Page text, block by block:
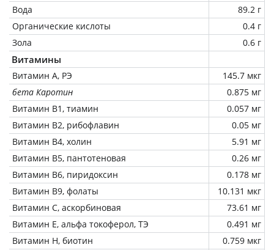
Вода
89.2 г
Органические кислоты
0.4 г
Зола
0.6 г
Витамины
Витамин А, РЭ
145.7 мкг
бета Каротин
0.875 мг
Витамин В1, тиамин
0.057 мг
Витамин В2, рибофлавин
0.05 мг
Витамин В4, холин
5.91 мг
Витамин В5, пантотеновая
0.26 мг
Витамин В6, пиридоксин
0.178 мг
Витамин В9, фолаты
10.131 мкг
Витамин C, аскорбиновая
73.61 мг
Витамин Е, альфа токоферол, ТЭ
0.491 мг
Витамин Н, биотин
0.759 мкг